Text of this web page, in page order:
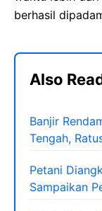
berhasil
Also
Banjir
Tengah,
Petani
Sampaikan